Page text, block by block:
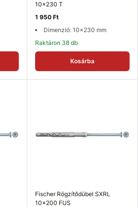
10x230 T
1 950 Ft
Dimenzió: 10x230 mm
Raktáron 38 db
Kosárba
Fischer Rögzítődübel SXRL
10x200 FUS